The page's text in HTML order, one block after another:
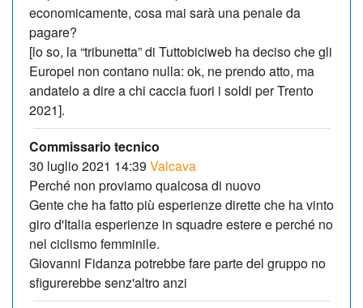
economicamente, cosa mai sarà una penale da
pagare?
[lo so, la “tribunetta” di Tuttobiciweb ha deciso che gli
Europei non contano nulla: ok, ne prendo atto, ma
andatelo a dire a chi caccia fuori i soldi per Trento
2021].
Commissario tecnico
30 luglio 2021 14:39 Valcava
Perché non proviamo qualcosa di nuovo
Gente che ha fatto più esperienze dirette che ha vinto
giro d'Italia esperienze in squadre estere e perché no
nel ciclismo femminile.
Giovanni Fidanza potrebbe fare parte del gruppo no
sfigurerebbe senz'altro anzi